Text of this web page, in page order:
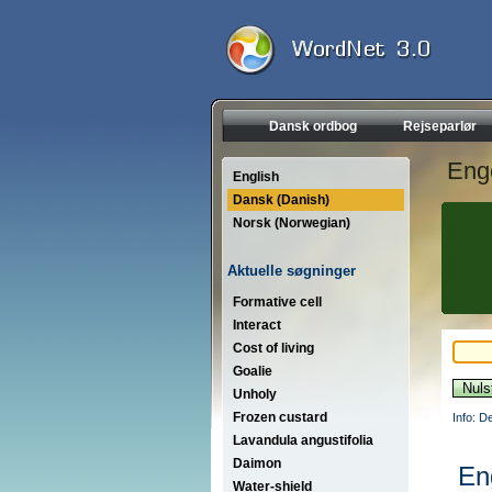
Dansk ordbog Rejseparlør
English
Dansk (Danish)
Norsk (Norwegian)
Aktuelle søgninger
Formative cell
Interact
Cost of living
Goalie
Unholy
Frozen custard
Lavandula angustifolia
Daimon
Water-shield
Info: